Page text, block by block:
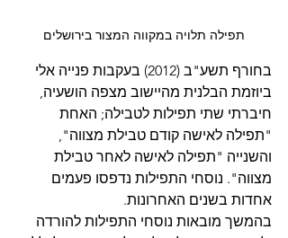
תפילה תלויה במקווה המצור בירושלים
בחורף תשע"ב (2012) בעקבות פנייה אלי
ביוזמת הבלנית מהיישוב מצפה הושעיה,
חיברתי שתי תפילות לטבילה; האחת
"תפילה לאישה קודם טבילת מצווה",
והשנייה "תפילה לאישה לאחר טבילת
מצווה". נוסחי התפילות נדפסו פעמים
אחדות בשנים האחרונות.
בהמשך מובאות נוסחי התפילות להורדה